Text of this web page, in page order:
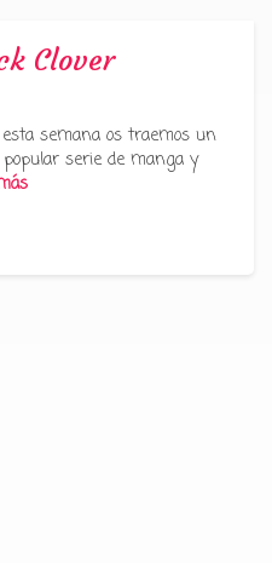
Clover
semana os traemos un
popular serie de manga y